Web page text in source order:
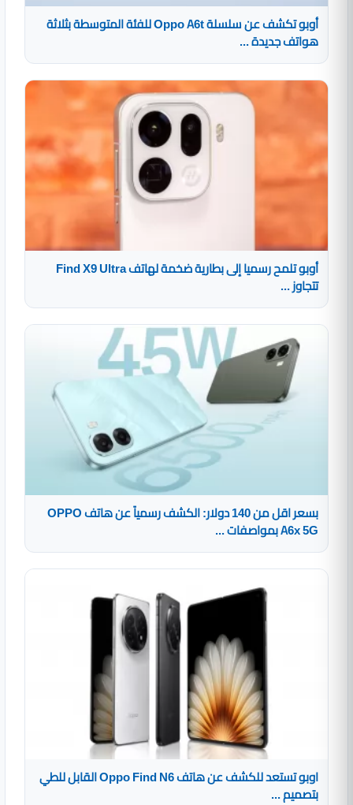
أوبو تكشف عن سلسلة Oppo A6t للفئة المتوسطة بثلاثة
هواتف جديدة ...
أوبو تلمح رسميا إلى بطارية ضخمة لهاتف Find X9 Ultra
تتجاوز ...
بسعر اقل من 140 دولار: الكشف رسمياً عن هاتف OPPO
A6x 5G بمواصفات ...
اوبو تستعد للكشف عن هاتف Oppo Find N6 القابل للطي
بتصميم ...